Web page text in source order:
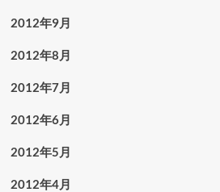
2012年9月
2012年8月
2012年7月
2012年6月
2012年5月
2012年4月